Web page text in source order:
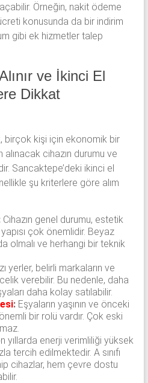
Örneğin, nakit ödeme
konusunda da bir indirim
gibi ek hizmetler talep
ve İkinci El
Dikkat
birçok kişi için ekonomik bir
cihazın durumu ve
Sancaktepe’deki ikinci el
şu kriterlere göre alım
Cihazın genel durumu, estetik
çok önemlidir. Beyaz
olmalı ve herhangi bir teknik
yerler, belirli markaların ve
verebilir. Bu nedenle, daha
daha kolay satılabilir.
:Eşyaların yaşının ve önceki
bir rolü vardır. Çok eski
yıllarda enerji verimliliği yüksek
tercih edilmektedir. A sınıfı
cihazlar, hem çevre dostu